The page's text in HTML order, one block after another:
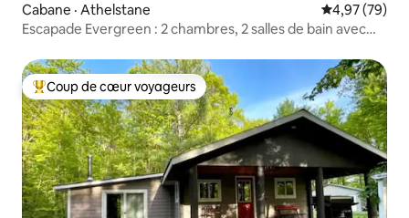
Cabane · Athelstane Note
4,97 (79)
Escapade Evergreen : 2 chambres, 2 salles de bain avec
Coup de cœur voyageurs parmi les plus aimés
Coup de cœur voyageurs